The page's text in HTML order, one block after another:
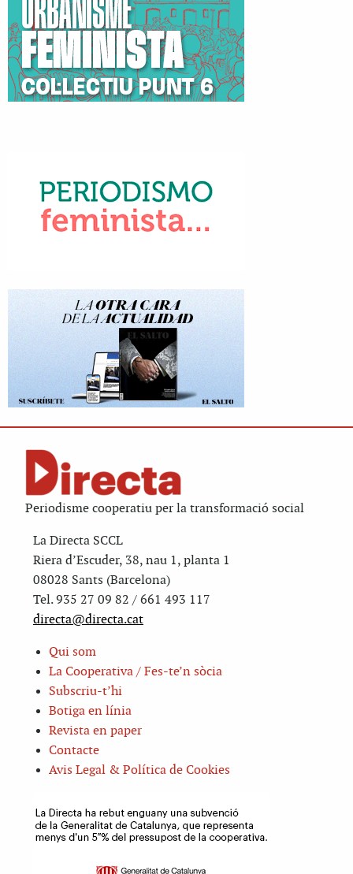
Periodisme cooperatiu per la transformació social
La Directa SCCL
Riera d’Escuder, 38, nau 1, planta 1
08028 Sants (Barcelona)
Tel. 935 27 09 82 / 661 493 117
directa@directa.cat
Qui som
La Cooperativa / Fes-te’n sòcia
Subscriu-t’hi
Botiga en línia
Revista en paper
Contacte
Avis Legal & Política de Cookies